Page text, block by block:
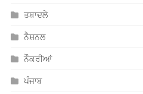
ਤਬਾਦਲੇ
ਨੈਸ਼ਨਲ
ਨੌਕਰੀਆਂ
ਪੰਜਾਬ